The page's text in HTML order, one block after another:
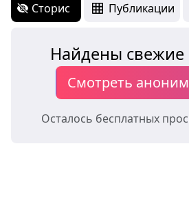
Сторис Публикации
Найдены свежие
Смотреть
Осталось бесплатных